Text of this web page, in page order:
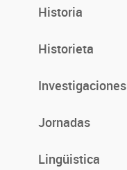
Historia
Historieta
Investigaciones
Jornadas
Lingüistica